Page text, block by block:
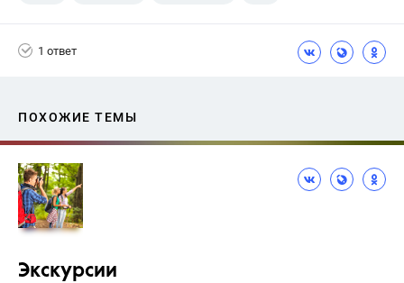
1 ответ
ПОХОЖИЕ ТЕМЫ
Экскурсии